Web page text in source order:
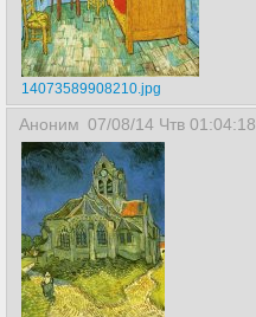
14073589908210.jpg
Аноним 07/08/14 Чтв 01:04:18